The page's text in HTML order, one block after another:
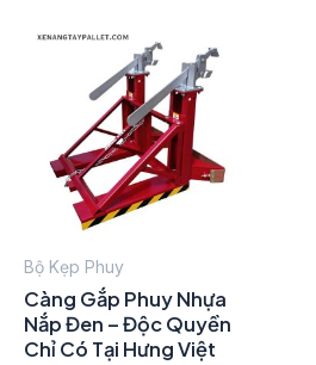
Bộ Kẹp Phuy
Càng Gắp Phuy Nhựa
Nắp Đen – Độc Quyền
Chỉ Có Tại Hưng Việt